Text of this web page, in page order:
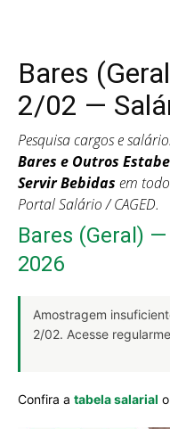
Bares
2/02 —
Pesquisa cargos e
Bares e Outros
Servir Bebidas em
Portal Salário / CAGED.
Bares (Geral)
2026
Amostragem
2/02. Acesse
Confira a tabela salarial